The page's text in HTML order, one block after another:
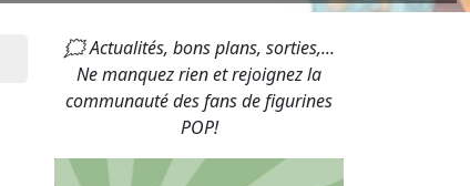
🗯 Actualités, bons plans, sorties,...
Ne manquez rien et rejoignez la
communauté des fans de figurines
POP!